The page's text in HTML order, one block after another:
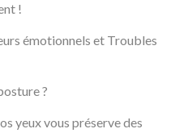
!
émotionnels et Troubles
?
yeux vous préserve des